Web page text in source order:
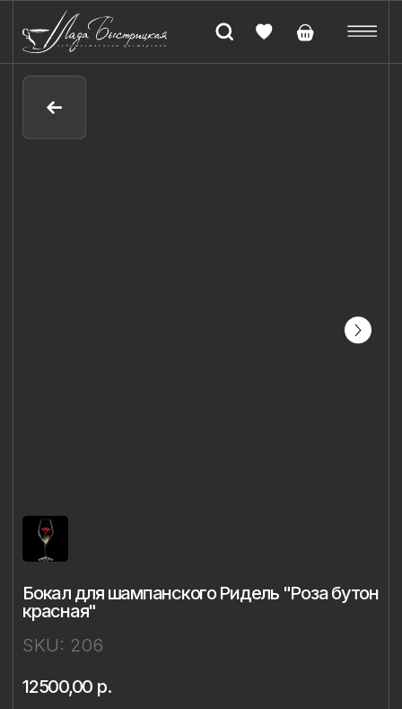
SKU:206
12500,00
Купить
Описание
фарфор